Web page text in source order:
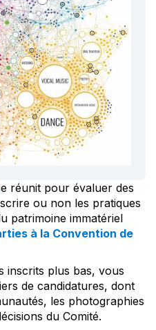
réunit pour évaluer des
ou non les pratiques
patrimoine immatériel
à la Convention de
inscrits plus bas, vous
de candidatures, dont
les photographies
du Comité.